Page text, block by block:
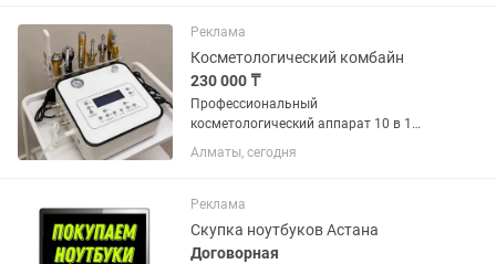
от состояния.
Реклама
Косметологический комбайн
230 000 ₸
Профессиональный
косметологический аппарат 10 в 1
Многофункциональный аппарат для
косметологов, салонов красоты и
выполнять самые востребованные
процедуры по уходу...
Алматы, сегодня
Реклама
Скупка ноутбуков Астана
Договорная